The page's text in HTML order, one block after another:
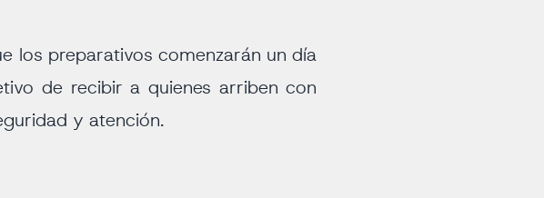
los preparativos comenzarán un día
de recibir a quienes arriben con
y atención.